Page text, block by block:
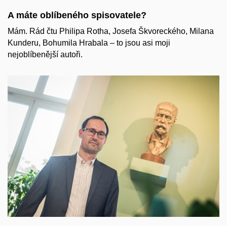
A máte oblíbeného spisovatele?
Mám. Rád čtu Philipa Rotha, Josefa Škvoreckého, Milana
Kunderu, Bohumila Hrabala – to jsou asi moji
nejoblíbenější autoři.